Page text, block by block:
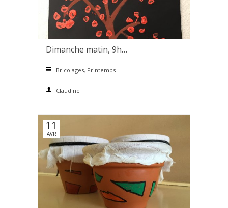
Dimanche matin, 9h…
Bricolages, Printemps
Claudine
11
AVR